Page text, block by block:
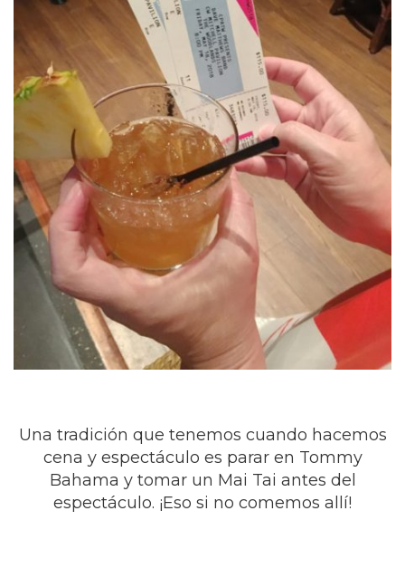
Una tradición que tenemos cuando hacemos
cena y espectáculo es parar en Tommy
Bahama y tomar un Mai Tai antes del
espectáculo. ¡Eso si no comemos allí!